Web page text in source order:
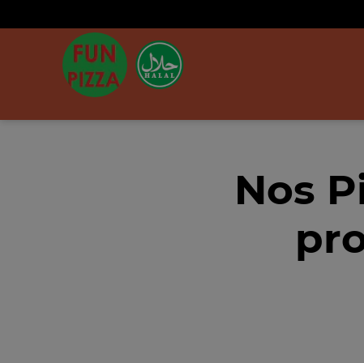
Nos